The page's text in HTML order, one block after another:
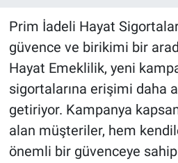
Prim İadeli Hayat
güvence ve birikimi bir
Hayat Emeklilik, yeni
sigortalarına erişimi daha
getiriyor. Kampanya
alan müşteriler, hem
önemli bir güvenceye